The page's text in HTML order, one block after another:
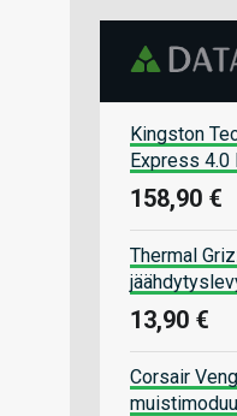
Kingston
Express 4.0
158,90 €
Thermal
13,90 €
Corsair